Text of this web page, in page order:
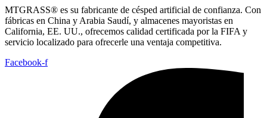
MTGRASS® es su fabricante de césped artificial de confianza. Con
fábricas en China y Arabia Saudí, y almacenes mayoristas en
California, EE. UU., ofrecemos calidad certificada por la FIFA y
servicio localizado para ofrecerle una ventaja competitiva.
Facebook-f